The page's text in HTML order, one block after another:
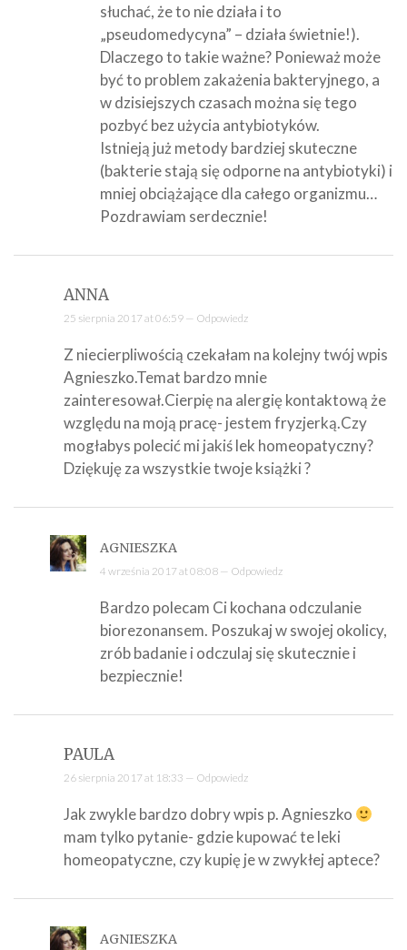
słuchać, że to nie działa i to
„pseudomedycyna” – działa świetnie!).
Dlaczego to takie ważne? Ponieważ może
być to problem zakażenia bakteryjnego, a
w dzisiejszych czasach można się tego
pozbyć bez użycia antybiotyków.
Istnieją już metody bardziej skuteczne
(bakterie stają się odporne na antybiotyki) i
mniej obciążające dla całego organizmu…
Pozdrawiam serdecznie!
ANNA
25 sierpnia 2017 at 06:59 — Odpowiedz
Z niecierpliwością czekałam na kolejny twój wpis
Agnieszko.Temat bardzo mnie
zainteresował.Cierpię na alergię kontaktową że
względu na moją pracę- jestem fryzjerką.Czy
mogłabys polecić mi jakiś lek homeopatyczny?
Dziękuję za wszystkie twoje książki ?
AGNIESZKA
4 września 2017 at 08:08 — Odpowiedz
Bardzo polecam Ci kochana odczulanie
biorezonansem. Poszukaj w swojej okolicy,
zrób badanie i odczulaj się skutecznie i
bezpiecznie!
PAULA
26 sierpnia 2017 at 18:33 — Odpowiedz
Jak zwykle bardzo dobry wpis p. Agnieszko
mam tylko pytanie- gdzie kupować te leki
homeopatyczne, czy kupię je w zwykłej aptece?
AGNIESZKA